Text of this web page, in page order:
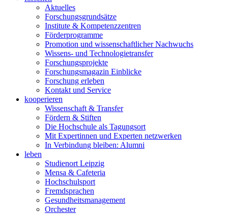
Aktuelles
Forschungsgrundsätze
Institute & Kompetenzzentren
Förderprogramme
Promotion und wissenschaftlicher Nachwuchs
Wissens- und Technologietransfer
Forschungsprojekte
Forschungsmagazin Einblicke
Forschung erleben
Kontakt und Service
kooperieren
Wissenschaft & Transfer
Fördern & Stiften
Die Hochschule als Tagungsort
Mit Expertinnen und Experten netzwerken
In Verbindung bleiben: Alumni
leben
Studienort Leipzig
Mensa & Cafeteria
Hochschulsport
Fremdsprachen
Gesundheitsmanagement
Orchester